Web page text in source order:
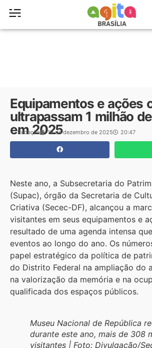
Equipamentos e ações
ultrapassam 1 milhão
em 2025
Redação 19 de dezembro de 2025 20:47
Neste ano, a Subsecretaria do
(Supac), órgão da Secretaria de
Criativa (Secec-DF), alcançou a
visitantes em seus equipamentos e
resultado de uma agenda intensa
eventos ao longo do ano. Os
papel estratégico da política de
do Distrito Federal na ampliação do
na valorização da memória e na
qualificada dos espaços públicos.
Museu Nacional de República
durante este ano, mais de 308
visitantes | Foto: Divulgação/